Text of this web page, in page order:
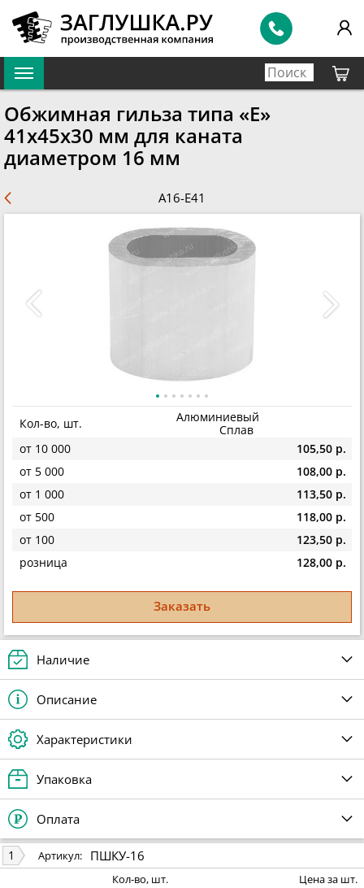
Обжимная гильза типа «Е»
41х45х30 мм для каната
диаметром 16 мм
A16-E41
Кол-во, шт.
Алюминиевый
Сплав
от 10 000
105,50 р.
от 5 000
108,00 р.
от 1 000
113,50 р.
от 500
118,00 р.
от 100
123,50 р.
розница
128,00 р.
Заказать
Наличие
Описание
Характеристики
Упаковка
Оплата
1 Артикул: ПШКУ-16
Кол-во, шт. Цена за шт.